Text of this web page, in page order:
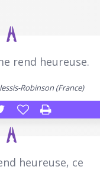
rend heureuse.
Robinson (France)
heureuse, ce